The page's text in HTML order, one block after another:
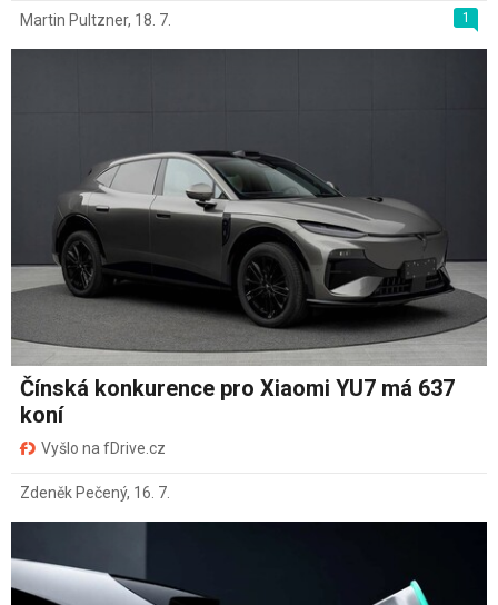
1
Martin Pultzner, 18. 7.
Čínská konkurence pro Xiaomi YU7 má 637
koní
Vyšlo na fDrive.cz
Zdeněk Pečený, 16. 7.